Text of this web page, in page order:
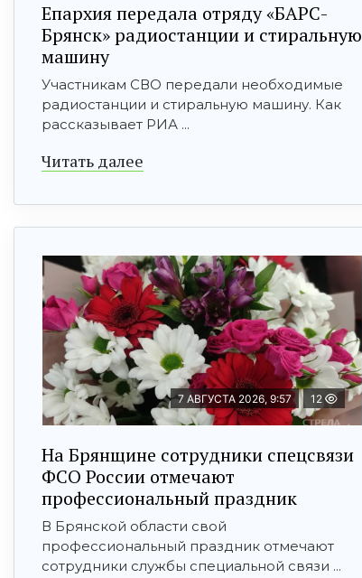
Епархия передала отряду «БАРС-
Брянск» радиостанции и стиральную
машину
Участникам СВО передали необходимые
радиостанции и стиральную машину. Как
рассказывает РИА ...
Читать далее
7 АВГУСТА 2026, 9:57 12
На Брянщине сотрудники спецсвязи
ФСО России отмечают
профессиональный праздник
В Брянской области свой
профессиональный праздник отмечают
сотрудники службы специальной связи ...